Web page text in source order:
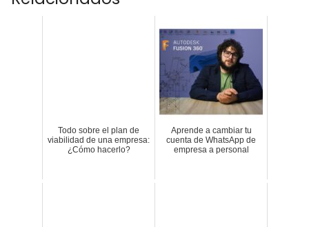
Todo sobre el plan de
viabilidad de una empresa:
¿Cómo hacerlo?
Aprende a cambiar tu
cuenta de WhatsApp de
empresa a personal